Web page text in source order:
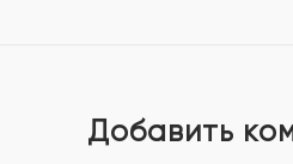
Добавить